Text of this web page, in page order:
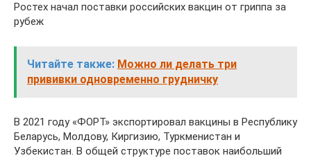
Ростех начал поставки российских вакцин от гриппа за
рубеж
Читайте также: Можно ли делать три
прививки одновременно грудничку
В 2021 году «ФОРТ» экспортировал вакцины в Республику
Беларусь, Молдову, Киргизию, Туркменистан и
Узбекистан. В общей структуре поставок наибольший